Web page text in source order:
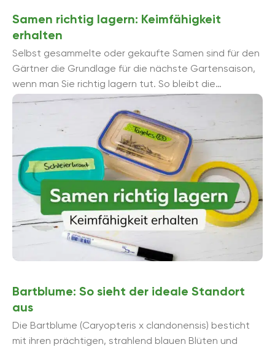
Samen richtig lagern: Keimfähigkeit
erhalten
Selbst gesammelte oder gekaufte Samen sind für den
Gärtner die Grundlage für die nächste Gartensaison,
wenn man Sie richtig lagern tut. So bleibt die
Keimfähigkeit ...
Bartblume: So sieht der ideale Standort
aus
Die Bartblume (Caryopteris x clandonensis) besticht
mit ihren prächtigen, strahlend blauen Blüten und